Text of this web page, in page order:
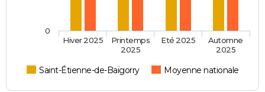
Saint-Étienne-de-Baïgorry Moyenne nationale
Hiver 2025
Printemps
2025
Eté 2025
Automne
2025
0